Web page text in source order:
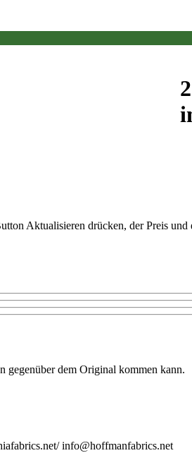
Aktualisieren drücken, der Preis
gegenüber dem Original kommen kann.
info@hoffmanfabrics.net